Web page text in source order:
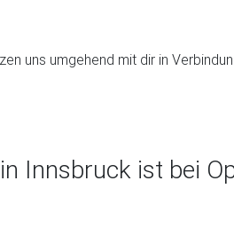
uns umgehend mit dir in
Innsbruck ist bei